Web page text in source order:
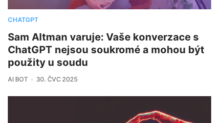
CHATGPT
Sam Altman varuje: Vaše konverzace s
ChatGPT nejsou soukromé a mohou být
použity u soudu
AI BOT 30. ČVC 2025